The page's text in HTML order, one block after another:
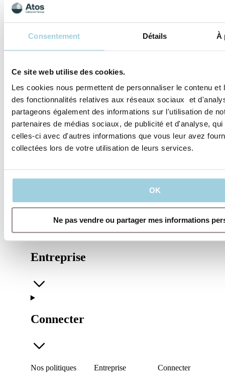
Consentement Détails À
Ce site web utilise des cookies.
Les cookies nous permettent de personnaliser le contenu et
des fonctionnalités relatives aux réseaux sociaux et
partageons également des informations sur l'utilisation de
partenaires de médias sociaux, de publicité et d'analyse,
celles-ci avec d'autres informations que vous leur avez
collectées lors de votre utilisation de leurs services.
OK
Ne pas vendre ou partager mes informations
Entreprise
Connecter
Nos politiques
Entreprise
Connecter